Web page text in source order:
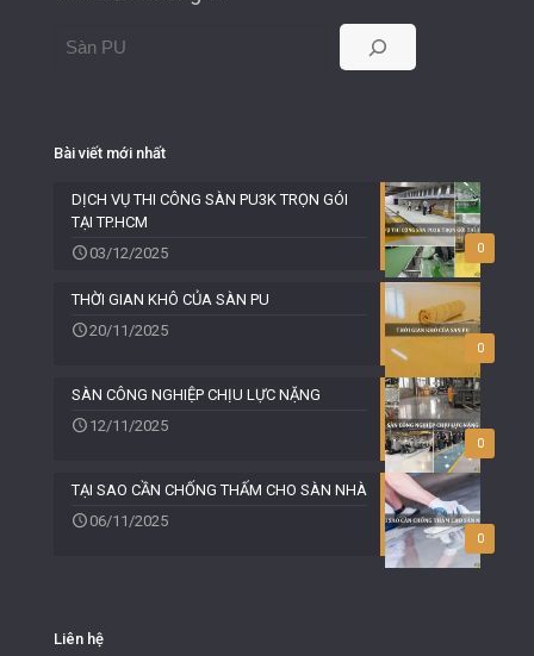
Bài viết mới nhất
0
DỊCH VỤ THI CÔNG SÀN PU3K TRỌN GÓI
TẠI TP.HCM
03/12/2025
0
THỜI GIAN KHÔ CỦA SÀN PU
20/11/2025
0
SÀN CÔNG NGHIỆP CHỊU LỰC NẶNG
12/11/2025
0
TẠI SAO CẦN CHỐNG THẤM CHO SÀN NHÀ
06/11/2025
Liên hệ